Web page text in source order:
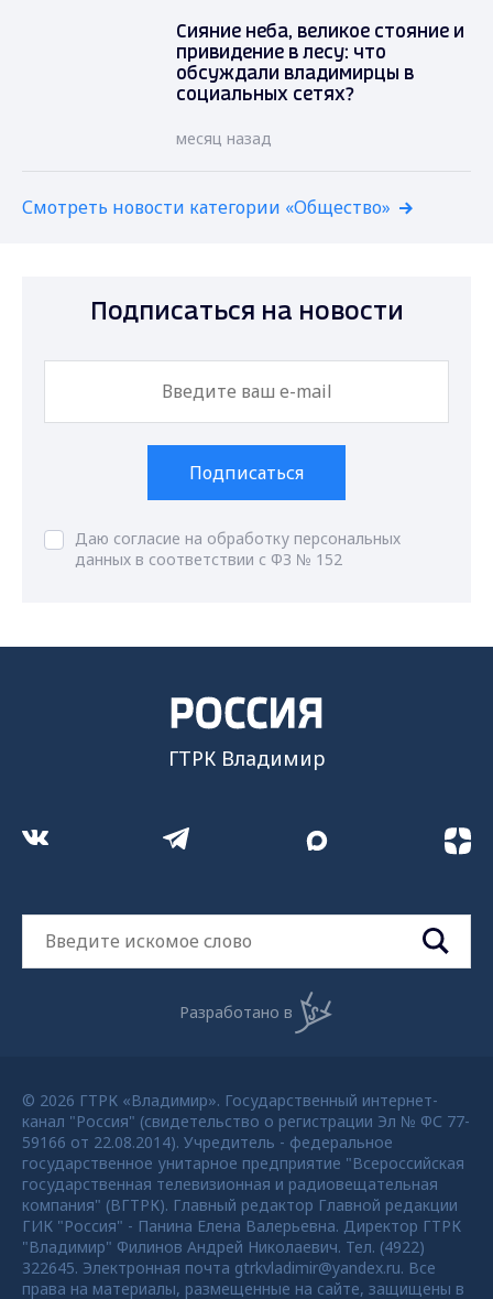
Сияние неба, великое стояние и
привидение в лесу: что
обсуждали владимирцы в
социальных сетях?
месяц назад
Смотреть новости категории «Общество»
Подписаться на новости
Подписаться
Даю согласие на обработку персональных
данных в соответствии с ФЗ № 152
ГТРК Владимир
Разработано в
© 2026 ГТРК «Владимир». Государственный интернет-
канал "Россия" (свидетельство о регистрации Эл № ФС 77-
59166 от 22.08.2014). Учредитель - федеральное
государственное унитарное предприятие "Всероссийская
государственная телевизионная и радиовещательная
компания" (ВГТРК). Главный редактор Главной редакции
ГИК "Россия" - Панина Елена Валерьевна. Директор ГТРК
"Владимир" Филинов Андрей Николаевич. Тел. (4922)
322645. Электронная почта gtrkvladimir@yandex.ru. Все
права на материалы, размещенные на сайте, защищены в